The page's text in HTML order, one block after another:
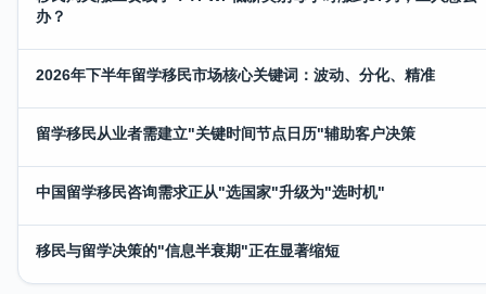
办？
2026年下半年留学移民市场核心关键词：波动、分化、精准
留学移民从业者需建立"关键时间节点日历"辅助客户决策
中国留学移民咨询需求正从"选国家"升级为"选时机"
移民与留学决策的"信息半衰期"正在显著缩短